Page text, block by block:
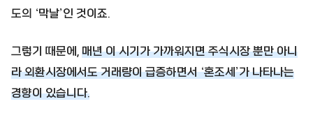
도의 ‘막날’인 것이죠.
그렇기 때문에, 매년 이 시기가 가까워지면 주식시장 뿐만 아니
라 외환시장에서도 거래량이 급증하면서 ‘혼조세’가 나타나는
경향이 있습니다.